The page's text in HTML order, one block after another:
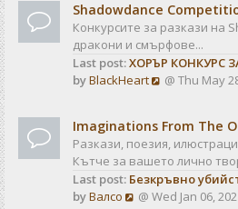
o
s
t
e
l
a
t
e
p
o
s
t
Shadowdance
Конкурсите за разкази на
дракони и смърфове...
Last post:ХОРЪР КОНКУРС
byBlackHeart
V
w
t
h
e
l
@ Thu May
Imaginations From The
Разкази, поезия,
Кътче за вашето лично
Last post: Безкръвно
byВалсо
V@ Wed Jan 06,